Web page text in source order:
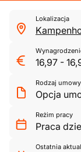
Lokalizacja
16,97 -
Rodzaj umowy
Opcja
Reżim pracy
Praca
Ostatnia